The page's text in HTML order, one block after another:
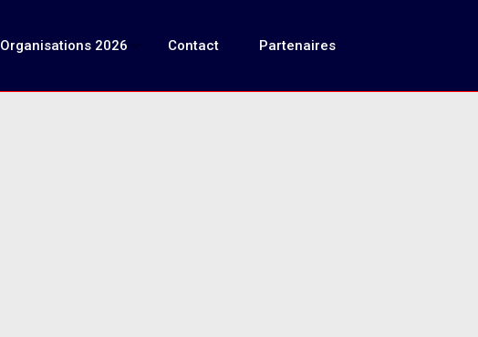
Organisations 2026 Contact Partenaires